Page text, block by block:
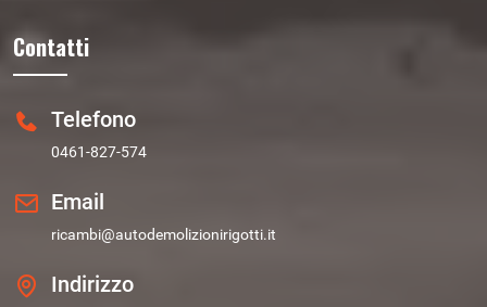
Contatti
Telefono
0461-827-574
Email
ricambi@autodemolizionirigotti.it
Indirizzo